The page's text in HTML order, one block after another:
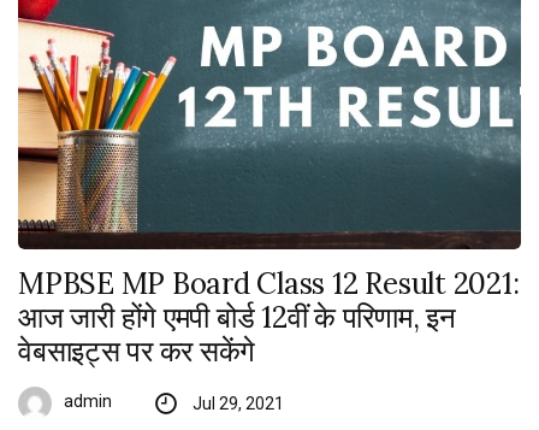
MPBSE MP Board Class 12 Result 2021:
आज जारी होंगे एमपी बोर्ड 12वीं के परिणाम, इन
वेबसाइट्स पर कर सकेंगे
admin Jul 29, 2021